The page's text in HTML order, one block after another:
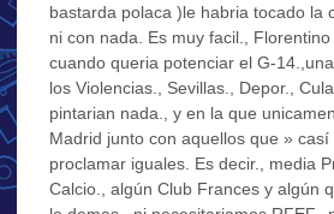
bastarda polaca )le habria tocado la
ni con nada. Es muy facil.,
cuando queria potenciar el G-
los Violencias., Sevillas., Depor.,
pintarian nada., y en la que
Madrid junto con aquellos que » casí
proclamar iguales. Es decir., media
Calcio., algún Club Frances y algún